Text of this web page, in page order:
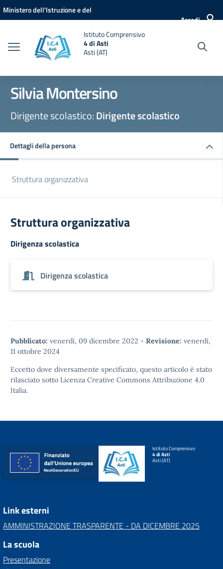
Vai ai contenuti
Vai al menu di navigazione
Vai al footer
Ministero dell'Istruzione e del
Accedi
Istituto Comprensivo
4 di Asti
Asti (AT)
Silvia Montersino
Dirigente scolastico:Dirigente scolastico
Dettagli della persona
Struttura organizzativa
Struttura organizzativa
Dirigenza scolastica
Dirigenza scolastica
Pubblicato: venerdì, 09 dicembre 2022 - Revisione: venerdì,
11 ottobre 2024
Eccetto dove diversamente specificato, questo articolo è stato
rilasciato sotto Licenza Creative Commons Attribuzione 4.0
Italia.
Istituto Comprensivo
4 di Asti
Asti (AT)
Link esterni
AMMINISTRAZIONE TRASPARENTE - DA DICEMBRE 2025
La scuola
Presentazione